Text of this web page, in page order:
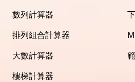
數列計算器
排列組合計算器
大數計算器
樓梯計算器